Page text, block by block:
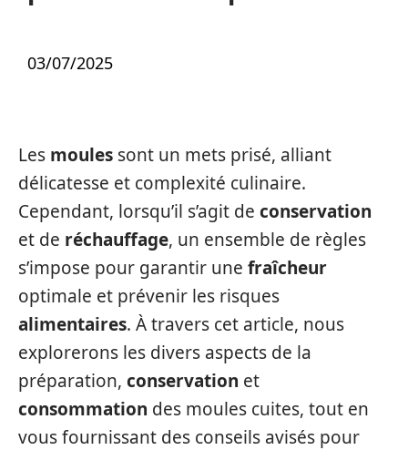
03/07/2025
Les moules sont un mets prisé, alliant
délicatesse et complexité culinaire.
Cependant, lorsqu’il s’agit de conservation
et de réchauffage, un ensemble de règles
s’impose pour garantir une fraîcheur
optimale et prévenir les risques
alimentaires. À travers cet article, nous
explorerons les divers aspects de la
préparation, conservation et
consommation des moules cuites, tout en
vous fournissant des conseils avisés pour